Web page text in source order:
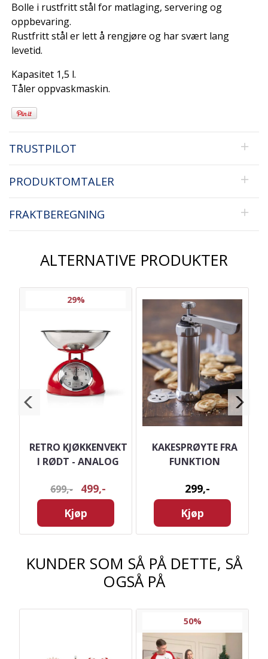
Bolle i rustfritt stål for matlaging, servering og
oppbevaring.
Rustfritt stål er lett å rengjøre og har svært lang
levetid.
Kapasitet 1,5 l.
Tåler oppvaskmaskin.
TRUSTPILOT
PRODUKTOMTALER
FRAKTBEREGNING
ALTERNATIVE PRODUKTER
29%
RETRO KJØKKENVEKT
I RØDT - ANALOG
699,-
499,-
Kjøp
KAKESPRØYTE FRA
FUNKTION
299,-
Kjøp
KUNDER SOM SÅ PÅ DETTE, SÅ
OGSÅ PÅ
50%